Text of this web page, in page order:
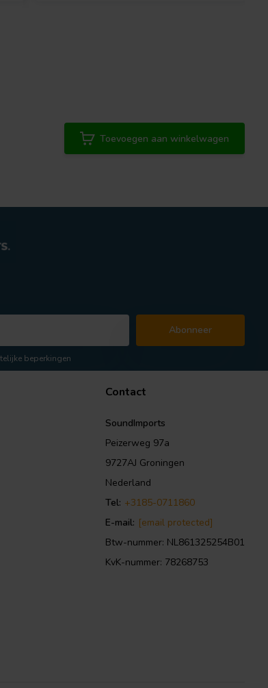
Toevoegen aan winkelwagen
Abonneer
beperkingen
Contact
SoundImports
Peizerweg 97a
9727AJ Groningen
Nederland
Tel: +3185-0711860
E-mail: [email protected]
Btw-nummer: NL861325254B01
KvK-nummer: 78268753